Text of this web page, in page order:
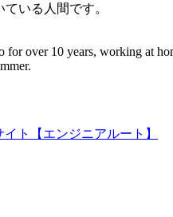
いる人間です。
over 10 years, working at
ト【エンジニアルート】